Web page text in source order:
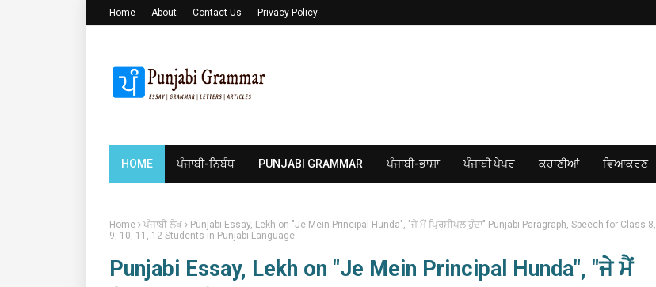
Home About Contact Us Privacy Policy
HOME ਪੰਜਾਬੀ-ਨਿਬੰਧ PUNJABI GRAMMAR ਪੰਜਾਬੀ-ਭਾਸ਼ਾ ਪੰਜਾਬੀ ਪੇਪਰ ਕਹਾਣੀਆਂ ਵਿਆਕਰਣ
Home ਪੰਜਾਬੀ-ਲੇਖ
Punjabi Essay, Lekh on "Je Mein Principal Hunda", "ਜੇ ਮੈਂ ਪ੍ਰਿਸੀਪਲ ਹੁੰਦਾ" Punjabi Paragraph, Speech for Class 8,
9, 10, 11, 12 Students in Punjabi Language.
Punjabi Essay, Lekh on "Je Mein Principal Hunda", "ਜੇ ਮੈਂ